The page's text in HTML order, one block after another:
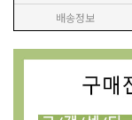
배송정보